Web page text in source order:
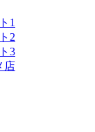
1
2
3
店